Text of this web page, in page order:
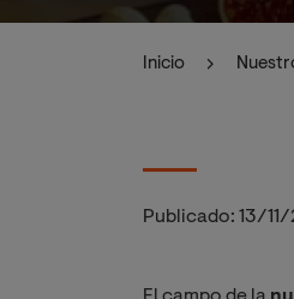
Inicio
Publicado: 13/11/